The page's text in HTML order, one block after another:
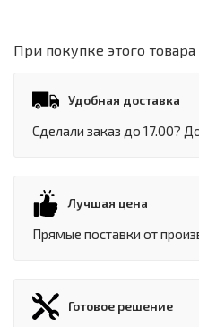
При покупке этого
Удобная доставка
Сделали заказ до 17.00?
Лучшая цена
Прямые поставки от
Готовое решение